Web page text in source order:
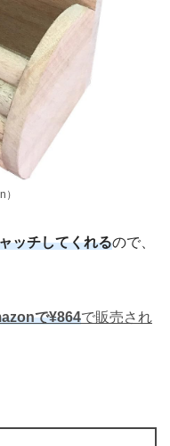
ッチしてくれるので、
で¥864で販売され